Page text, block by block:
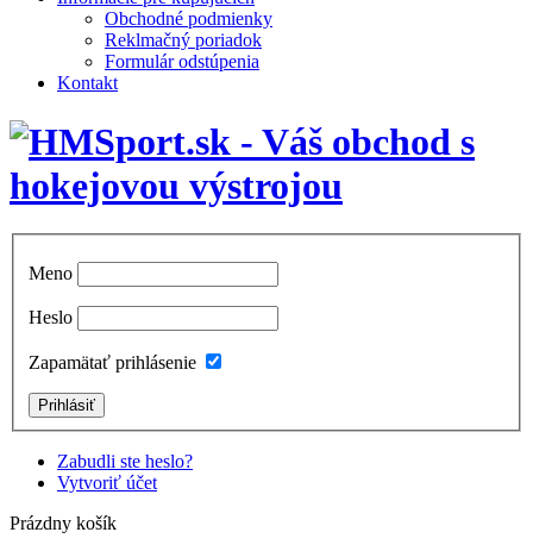
Obchodné podmienky
Reklmačný poriadok
Formulár odstúpenia
Kontakt
Meno
Heslo
Zapamätať prihlásenie
Zabudli ste heslo?
Vytvoriť účet
Prázdny košík